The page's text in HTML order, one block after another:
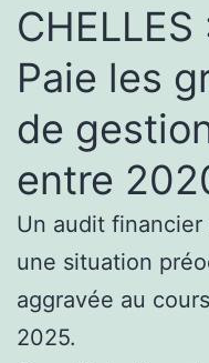
Paie les
de
entre
Un audit
une situation
aggravée au
2025.